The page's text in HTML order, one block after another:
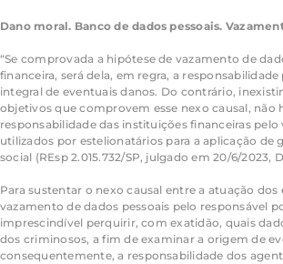
Dano moral. Banco de dados pessoais.
“Se comprovada a hipótese de vazamento de
financeira, será dela, em regra, a responsabilidade
integral de eventuais danos. Do contrário,
objetivos que comprovem esse nexo causal, não
responsabilidade das instituições financeiras
utilizados por estelionatários para a aplicação de
social (REsp2.015.732/SP, julgado em 20/6/2023,
Para sustentar o nexo causal entre a atuação dos
vazamento de dados pessoais pelo responsável
imprescindível perquirir, com exatidão, quais
dos criminosos, a fim de examinar a origem de
consequentemente, a responsabilidade dos